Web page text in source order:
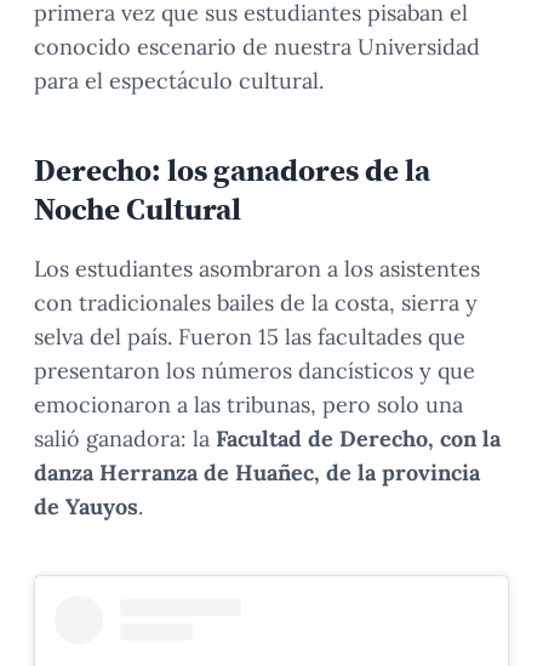
primera vez que sus estudiantes pisaban el
conocido escenario de nuestra Universidad
para el espectáculo cultural.
Derecho: los ganadores de la
Noche Cultural
Los estudiantes asombraron a los asistentes
con tradicionales bailes de la costa, sierra y
selva del país. Fueron 15 las facultades que
presentaron los números dancísticos y que
emocionaron a las tribunas, pero solo una
salió ganadora: la Facultad de Derecho, con la
danza Herranza de Huañec, de la provincia
de Yauyos.